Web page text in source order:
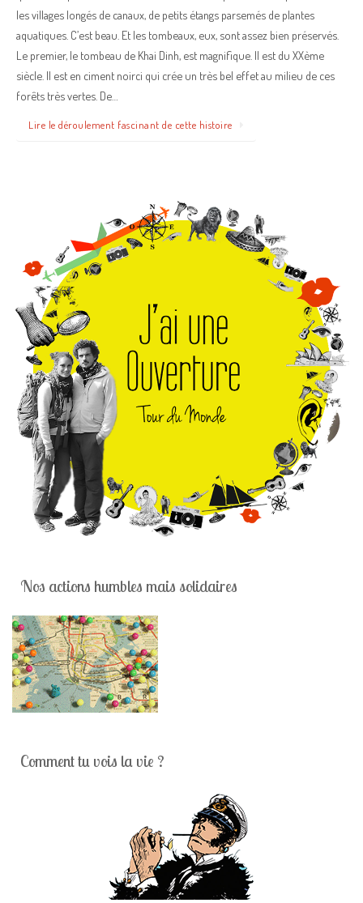
les villages longés de canaux, de petits étangs parsemés de plantes
aquatiques. C’est beau. Et les tombeaux, eux, sont assez bien préservés.
Le premier, le tombeau de Khai Dinh, est magnifique. Il est du XXème
siècle. Il est en ciment noirci qui crée un très bel effet au milieu de ces
forêts très vertes. De…
Lire le déroulement fascinant de cette histoire
Nos actions humbles mais solidaires
Comment tu vois la vie ?